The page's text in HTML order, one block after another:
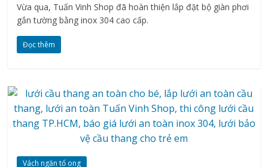
Vừa qua, Tuấn Vinh Shop đã hoàn thiện lắp đặt bộ giàn phơi
gắn tường bằng inox 304 cao cấp.
Đọc thêm
Vách ngăn tổ ong